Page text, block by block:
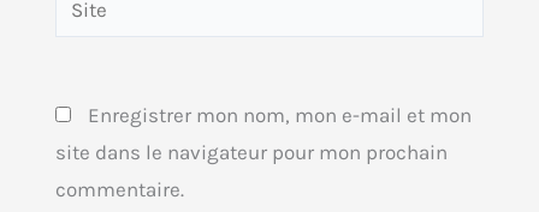
Enregistrer mon nom, mon e-mail et mon
site dans le navigateur pour mon prochain
commentaire.